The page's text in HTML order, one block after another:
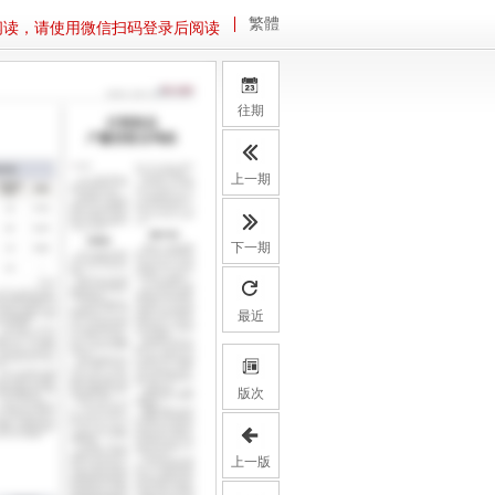
，请使用微信扫码登录后阅读 繁體
往期
上一期
下一期
最近
版次
上一版